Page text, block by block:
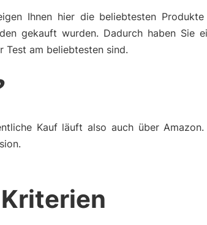
Ihnen hier die beliebtesten
gekauft wurden. Dadurch haben Sie
Test am beliebtesten sind.
Kauf läuft also auch über Amazon.